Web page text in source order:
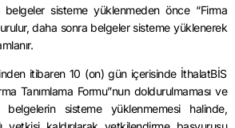
belgeler sisteme yüklenmeden önce “Firma
daha sonra belgeler sisteme yüklenerek
itibaren 10 (on) gün içerisinde İthalatBİS
Tanımlama Formu”nun doldurulmaması ve
belgelerin sisteme yüklenmemesi halinde,